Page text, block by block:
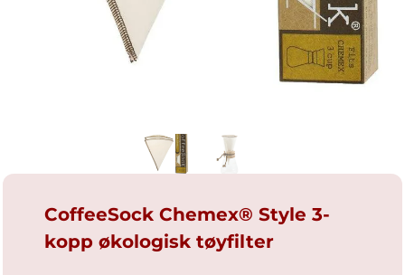
CoffeeSock Chemex® Style 3-
kopp økologisk tøyfilter